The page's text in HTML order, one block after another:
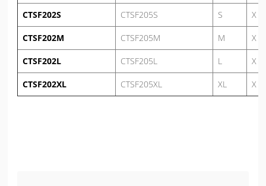
CTSF202S CTSF205S S X
CTSF202M CTSF205M M X
CTSF202L CTSF205L L X
CTSF202XL CTSF205XL XL X